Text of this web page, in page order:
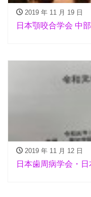
2019 年 11 月 19 日
日本顎咬合学会 中
2019 年 11 月 12 日
日本歯周病学会・